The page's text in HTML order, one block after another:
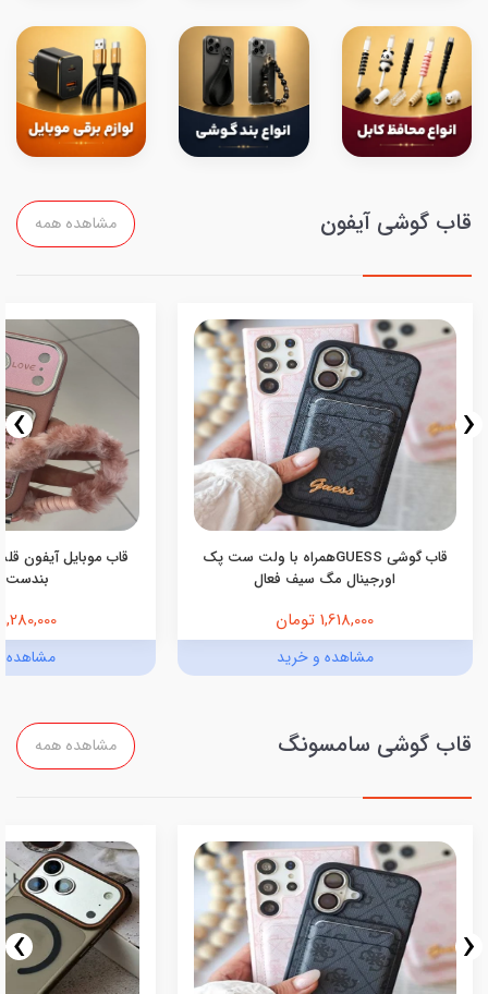
قاب گوشی آیفون مشاهده همه
قاب گوشی GUESSهمراه با ولت ست پک
اورجینال مگ سیف فعال
1,618,000 تومان
مشاهده و خرید
قاب موبایل آیفون
1,280,000 تومان
مشاهده
‹
›
قاب گوشی سامسونگ مشاهده همه
‹
›